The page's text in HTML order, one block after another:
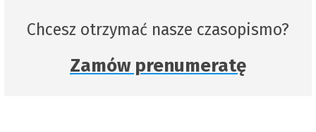
Chcesz otrzymać nasze czasopismo?
Zamów prenumeratę